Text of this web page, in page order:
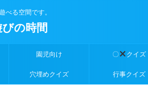
べる空間です。
の時間
園児向け 〇 クイズ
穴埋めクイズ 行事クイズ